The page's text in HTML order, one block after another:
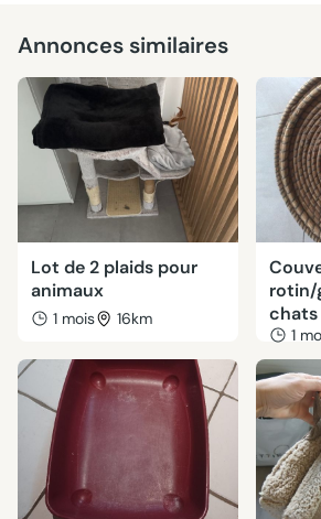
Annonces similaires
Lot de 2 plaids pour
animaux
1 mois 16km
rotin/
chats
1